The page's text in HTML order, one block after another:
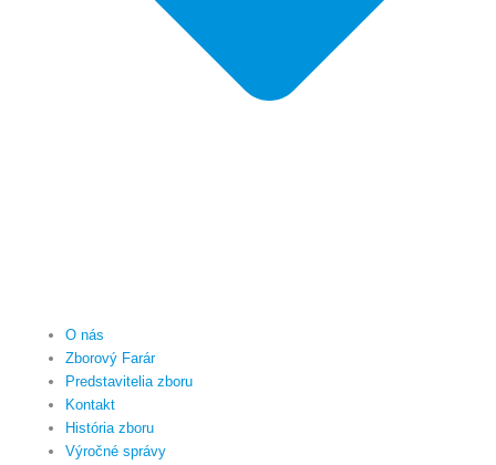
O nás
Zborový Farár
Predstavitelia zboru
Kontakt
História zboru
Výročné správy